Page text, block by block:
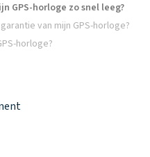
GPS-horloge zo snel leeg?
van mijn GPS-horloge?
horloge?